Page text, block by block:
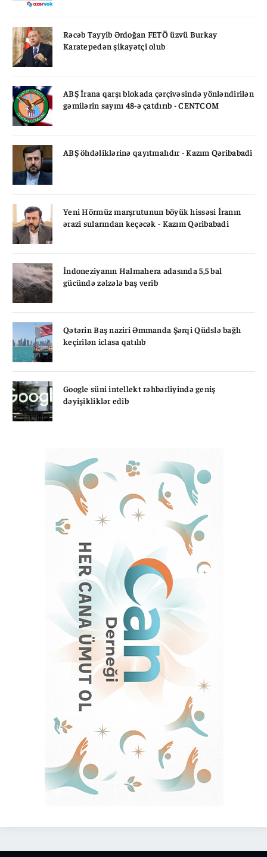
Rəcəb Tayyib Ərdoğan FETÖ üzvü Burkay
Karatepedən şikayətçi olub
ABŞ İrana qarşı blokada çərçivəsində yönləndirilən
gəmilərin sayını 48-ə çatdırıb - CENTCOM
ABŞ öhdəliklərinə qayıtmalıdır - Kazım Qəribabadi
Yeni Hörmüz marşrutunun böyük hissəsi İranın
ərazi sularından keçəcək - Kazım Qəribabadi
İndoneziyanın Halmahera adasında 5,5 bal
gücündə zəlzələ baş verib
Qətərin Baş naziri Əmmanda Şərqi Qüdslə bağlı
keçirilən iclasa qatılıb
Google süni intellekt rəhbərliyində geniş
dəyişikliklər edib